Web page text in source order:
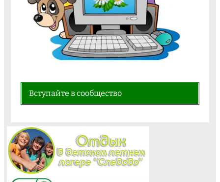
Вступайте в сообщество